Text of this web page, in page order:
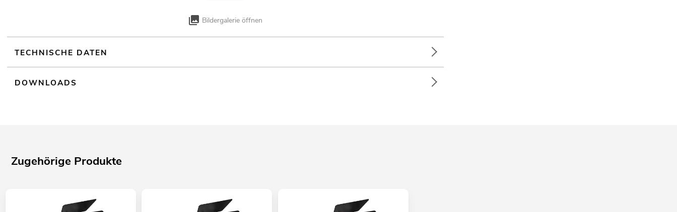
Bildergalerie öffnen
TECHNISCHE DATEN
DOWNLOADS
Zugehörige Produkte